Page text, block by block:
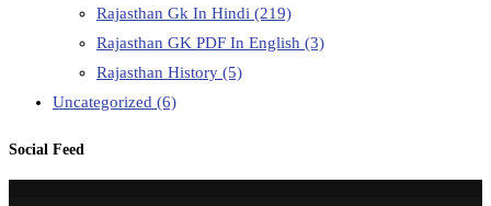
Rajasthan Gk In Hindi (219)
Rajasthan GK PDF In English (3)
Rajasthan History (5)
Uncategorized (6)
Social Feed